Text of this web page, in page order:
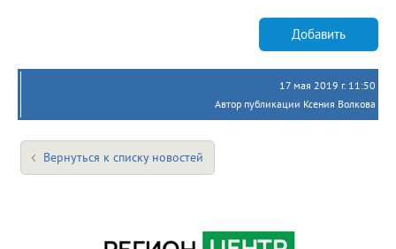
Добавить
17 мая 2019 г. 11:50
Автор публикации Ксения Волкова
Вернуться к списку новостей